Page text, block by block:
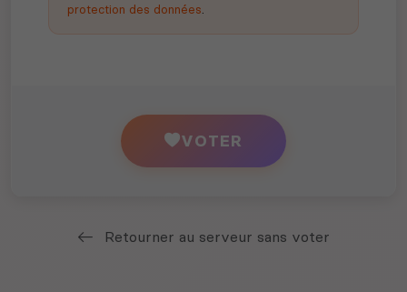
protection des données.
VOTER
Retourner au serveur sans voter